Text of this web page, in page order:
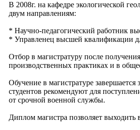
В 2008г. на кафедре экологической
двум направлениям:
* Научно-педагогический работник
* Управленец высшей квалификации
Отбор в магистратуру после
производственных практиках и в
Обучение в магистратуре
студентов рекомендуют для
от срочной военной службы.
Диплом магистра позволяет выходить